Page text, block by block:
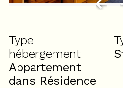
Type
hébergement
Appartement
dans Résidence